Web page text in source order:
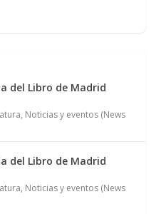
del Libro de Madrid
, Noticias y eventos (News
del Libro de Madrid
, Noticias y eventos (News